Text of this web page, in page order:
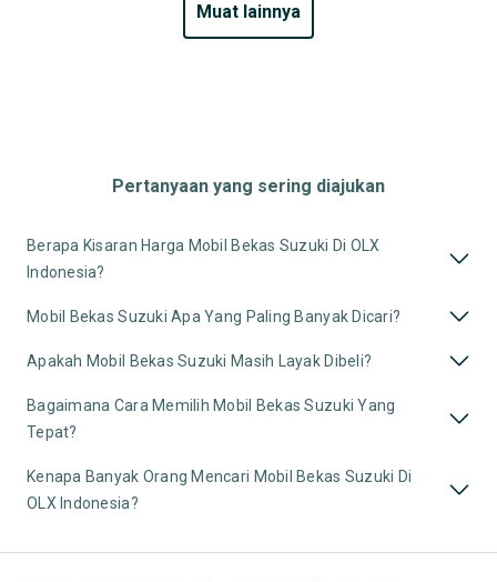
muat lainnya
Pertanyaan yang sering diajukan
Berapa Kisaran Harga Mobil Bekas Suzuki Di OLX
Indonesia?
Mobil Bekas Suzuki Apa Yang Paling Banyak Dicari?
Apakah Mobil Bekas Suzuki Masih Layak Dibeli?
Bagaimana Cara Memilih Mobil Bekas Suzuki Yang
Tepat?
Kenapa Banyak Orang Mencari Mobil Bekas Suzuki Di
OLX Indonesia?